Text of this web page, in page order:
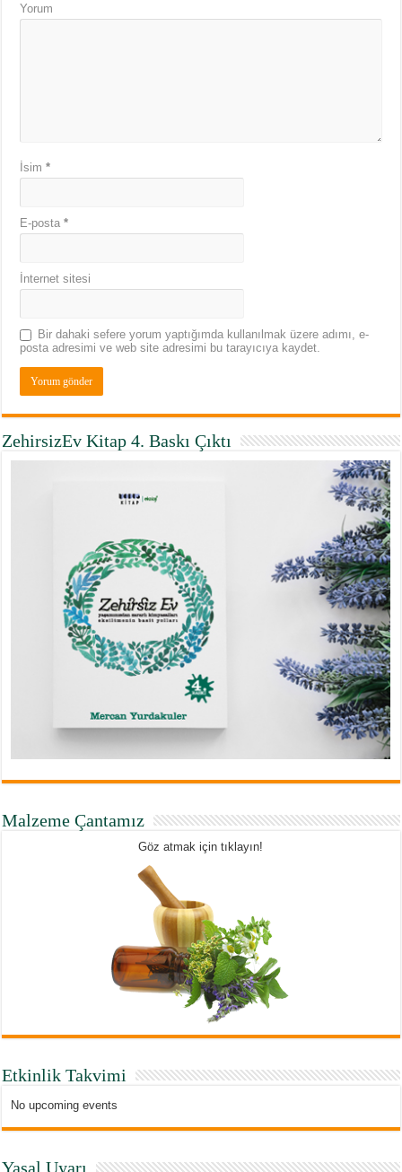
Yorum
İsim*
E-posta*
İnternet sitesi
Bir dahaki sefere yorum yaptığımda kullanılmak üzere adımı, e-
posta adresimi ve web site adresimi bu tarayıcıya kaydet.
ZehirsizEv Kitap 4. Baskı Çıktı
Malzeme Çantamız
Göz atmak için tıklayın!
Etkinlik Takvimi
No upcoming events
Yasal Uyarı